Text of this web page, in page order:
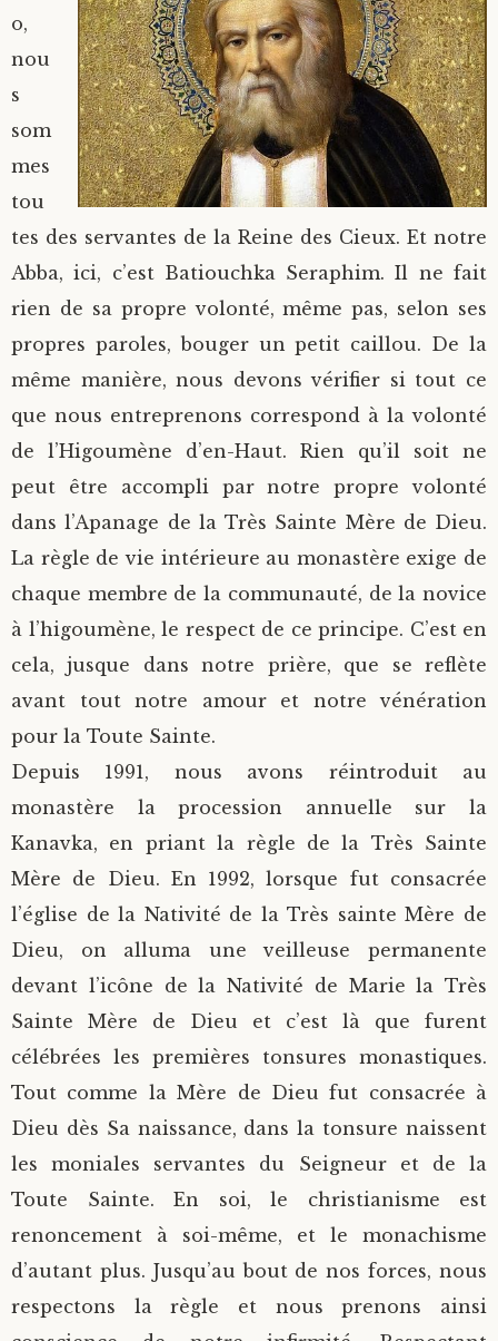
o,
nou
s
som
mes
tou
tes des servantes de la Reine des Cieux. Et notre
Abba, ici, c’est Batiouchka Seraphim. Il ne fait
rien de sa propre volonté, même pas, selon ses
propres paroles, bouger un petit caillou. De la
même manière, nous devons vérifier si tout ce
que nous entreprenons correspond à la volonté
de l’Higoumène d’en-Haut. Rien qu’il soit ne
peut être accompli par notre propre volonté
dans l’Apanage de la Très Sainte Mère de Dieu.
La règle de vie intérieure au monastère exige de
chaque membre de la communauté, de la novice
à l’higoumène, le respect de ce principe. C’est en
cela, jusque dans notre prière, que se reflète
avant tout notre amour et notre vénération
pour la Toute Sainte.
Depuis 1991, nous avons réintroduit au
monastère la procession annuelle sur la
Kanavka, en priant la règle de la Très Sainte
Mère de Dieu. En 1992, lorsque fut consacrée
l’église de la Nativité de la Très sainte Mère de
Dieu, on alluma une veilleuse permanente
devant l’icône de la Nativité de Marie la Très
Sainte Mère de Dieu et c’est là que furent
célébrées les premières tonsures monastiques.
Tout comme la Mère de Dieu fut consacrée à
Dieu dès Sa naissance, dans la tonsure naissent
les moniales servantes du Seigneur et de la
Toute Sainte. En soi, le christianisme est
renoncement à soi-même, et le monachisme
d’autant plus. Jusqu’au bout de nos forces, nous
respectons la règle et nous prenons ainsi